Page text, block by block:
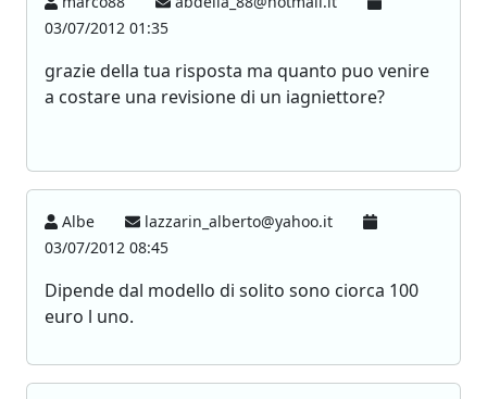
03/07/2012 01:35
grazie della tua risposta ma quanto puo venire
a costare una revisione di un iagniettore?
Albe
lazzarin_alberto@yahoo.it
03/07/2012 08:45
Dipende dal modello di solito sono ciorca 100
euro l uno.